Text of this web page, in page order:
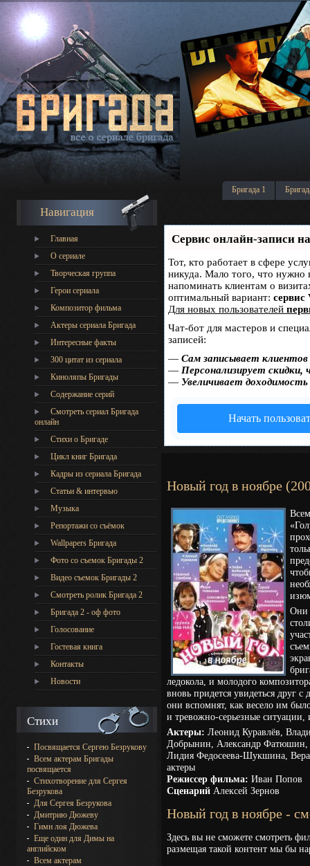
Бригада 1
Навигация
Главная
О сериале
Творческая группа
Герои сериала
Композитор фильма
Актеры сериала Бригада
Интересные факты
300 цитат из сериала
Киноляпы Бригады
Содержание серий
Смотреть сериал Бригада
онлайн
Стихи о Бригаде
Цикл книг Бригада
Кадры из сериала Бригада
Статьи & интервью
Музыка
Репортажи со съёмок
Wallpapers Бригада
Фото со съемок Бригады 2
Видео съемок Бригады 2
Cмотреть ролик Бригада 2
Бригада 2 - оф фото
Голосование
Гостевая книга
Контакты
Новости
Стихи
Посвящается Сергею Безрукову
Всем актерам Бригады
посвящается
Стихотворение для Сергея
Безрукова
Для Сергея Безрукова
Дмитрию Дюжеву
Гимн лоя Дюжева
Еще один для Димы на
английском
Всем актерам
Сервис онлайн-записи
Тот, кто работает в сфере
никуда. Мало того, что нужно
напоминать клиентам о
оптимальный вариант: сервис
Для новых пользователей
Чат-бот для мастеров и
записей:
— Сам записывает
— Персонализирует скидки,
— Увеличивает
Начать
Новый год в ноябре
Они
ледокола, и молодого
вновь придется увидеться друг
они вспомнят, как весело им
и тревожно-серьезные
Актеры: Леонид Куравлёв,
Добрынин, Александр Фатюшин,
Лидия Федосеева-Шукшина,
актеры
Режиссер фильма: Иван Попов
Сценарий Алексей Зернов
Новый год в ноябре -
Здесь вы не сможете смотреть
размещая такой контент мы бы